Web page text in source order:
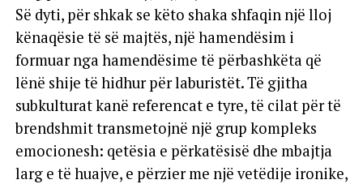
Së dyti, për shkak se këto shaka shfaqin një lloj
kënaqësie të së majtës, një hamendësim i
formuar nga hamendësime të përbashkëta që
lënë shije të hidhur për laburistët. Të gjitha
subkulturat kanë referencat e tyre, të cilat për të
brendshmit transmetojnë një grup kompleks
emocionesh: qetësia e përkatësisë dhe mbajtja
larg e të huajve, e përzier me një vetëdije ironike,